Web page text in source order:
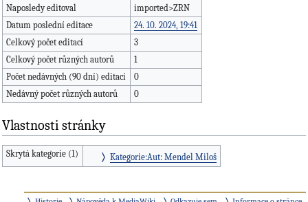
Naposledy editoval
imported>ZRN
Datum poslední editace
24. 10. 2024, 19:41
Celkový počet editací
3
Celkový počet různých autorů
1
Počet nedávných (90 dní) editací
0
Nedávný počet různých autorů
0
Vlastnosti stránky
Skrytá kategorie (1) Kategorie:Aut: Mendel Miloš